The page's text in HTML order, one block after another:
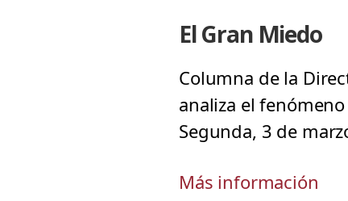
El Gran Miedo
Columna de la
analiza el
Segunda, 3 de
Más información